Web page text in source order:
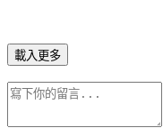
載入更多